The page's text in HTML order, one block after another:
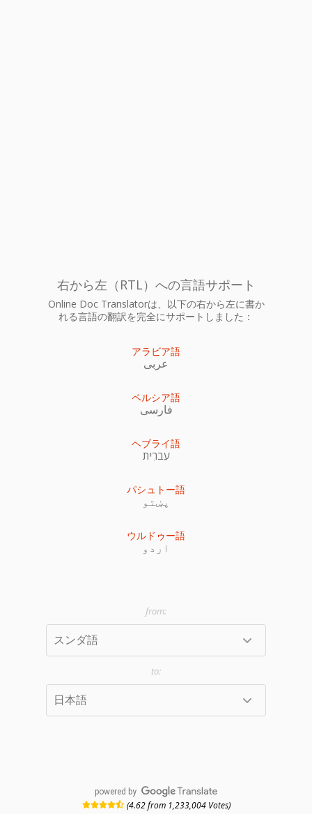
右から左（RTL）への言語サポート
Online Doc Translatorは、以下の右から左に書か
れる言語の翻訳を完全にサポートしました：
アラビア語
عربى
ペルシア語
فارسی
ヘブライ語
עִברִית
パシュトー語
پښتو
ウルドゥー語
اردو
powered by
(4.62 from 1,233,004 Votes)